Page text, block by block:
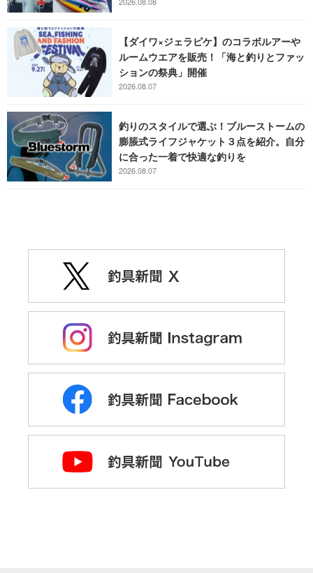
【ダイワ×ジェラピケ】のコラボルアーや
ルームウエアを販売！「海と釣りとファッ
ションの祭典」開催
2026.08.07
釣りのスタイルで選ぶ！ブルーストームの
膨脹式ライフジャケット３点を紹介。自分
に合った一着で快適な釣りを
2026.08.07